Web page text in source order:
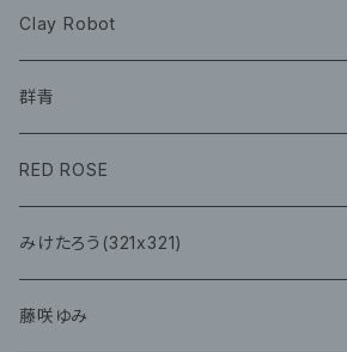
ツアーグッズ
CD
CD
グッズ
CD
Clay Robot
グッズ
CD
チェキ
群青
イベント
CD
グッズ
RED ROSE
CD
みけたろう(321x321)
CD
藤咲ゆみ